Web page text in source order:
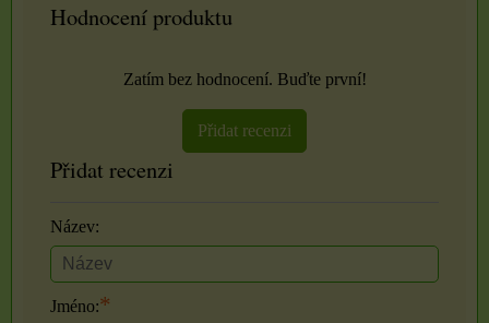
Hodnocení produktu
Zatím bez hodnocení. Buďte první!
Přidat recenzi
Přidat recenzi
Název:
Jméno:*